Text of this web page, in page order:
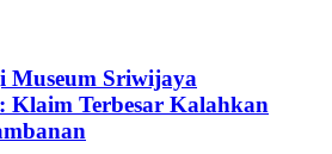
Sriwijaya
Terbesar Kalahkan